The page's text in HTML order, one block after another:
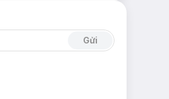
Gửi